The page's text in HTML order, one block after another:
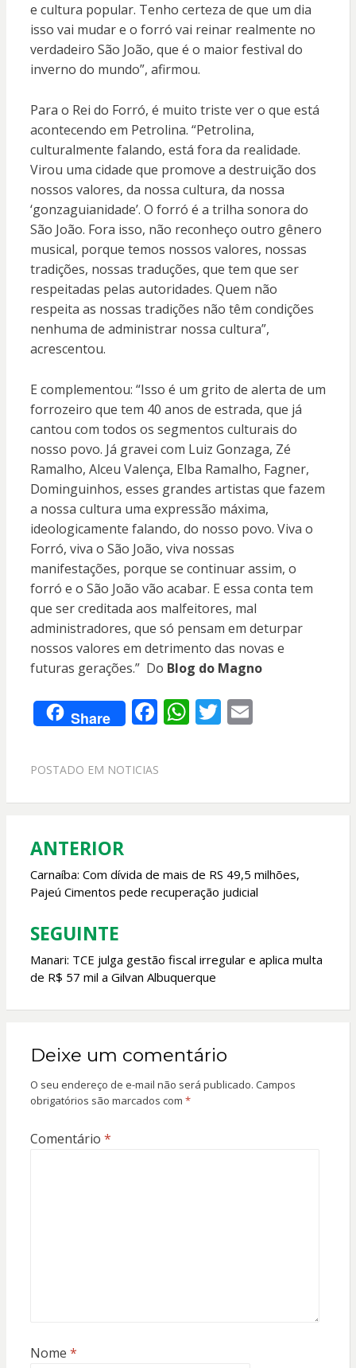
e cultura popular. Tenho certeza de que um dia
isso vai mudar e o forró vai reinar realmente no
verdadeiro São João, que é o maior festival do
inverno do mundo”, afirmou.
Para o Rei do Forró, é muito triste ver o que está
acontecendo em Petrolina. “Petrolina,
culturalmente falando, está fora da realidade.
Virou uma cidade que promove a destruição dos
nossos valores, da nossa cultura, da nossa
‘gonzaguianidade’. O forró é a trilha sonora do
São João. Fora isso, não reconheço outro gênero
musical, porque temos nossos valores, nossas
tradições, nossas traduções, que tem que ser
respeitadas pelas autoridades. Quem não
respeita as nossas tradições não têm condições
nenhuma de administrar nossa cultura”,
acrescentou.
E complementou: “Isso é um grito de alerta de um
forrozeiro que tem 40 anos de estrada, que já
cantou com todos os segmentos culturais do
nosso povo. Já gravei com Luiz Gonzaga, Zé
Ramalho, Alceu Valença, Elba Ramalho, Fagner,
Dominguinhos, esses grandes artistas que fazem
a nossa cultura uma expressão máxima,
ideologicamente falando, do nosso povo. Viva o
Forró, viva o São João, viva nossas
manifestações, porque se continuar assim, o
forró e o São João vão acabar. E essa conta tem
que ser creditada aos malfeitores, mal
administradores, que só pensam em deturpar
nossos valores em detrimento das novas e
futuras gerações.” Do Blog do Magno
Share F
e
o
k
W
A
p
T E
POSTADO EM NOTICIAS
Navegação
de
Post
ANTERIOR
Carnaíba: Com dívida de mais de RS 49,5 milhões,
Pajeú Cimentos pede recuperação judicial
SEGUINTE
Manari: TCE julga gestão fiscal irregular e aplica multa
de R$ 57 mil a Gilvan Albuquerque
Deixe um comentário
O seu endereço de e-mail não será publicado. Campos
obrigatórios são marcados com *
Comentário *
Nome *